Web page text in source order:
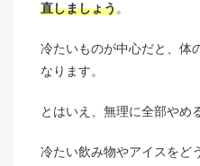
直しましょう。
冷たいものが中心だと、体
なります。
とはいえ、無理に全部やめ
冷たい飲み物やアイスをど